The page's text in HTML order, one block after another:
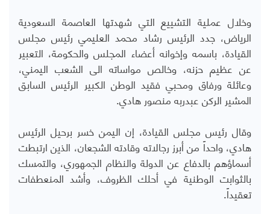
وخلال عملية التشييع التي شهدتها العاصمة السعودية
الرياض، جدد الرئيس رشاد محمد العليمي رئيس مجلس
القيادة، باسمه وإخوانه أعضاء المجلس والحكومة، التعبير
عن عظيم حزنه، وخالص مواساته الى الشعب اليمني،
وعائلة ورفاق ومحبي فقيد الوطن الكبير الرئيس السابق
المشير الركن عبدربه منصور هادي.
وقال رئيس مجلس القيادة، إن اليمن خسر برحيل الرئيس
هادي، واحداً من أبرز رجالاته وقادته الشجعان، الذين ارتبطت
أسماؤهم بالدفاع عن الدولة والنظام الجمهوري، والتمسك
بالثوابت الوطنية في أحلك الظروف، وأشد المنعطفات
تعقيداً.